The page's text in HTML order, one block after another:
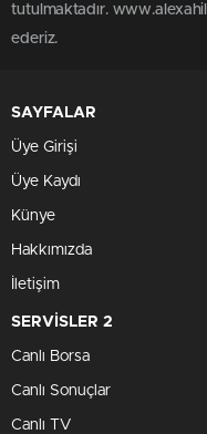
tutulmaktadır.
ederiz.
SAYFALAR
Üye Girişi
Üye Kaydı
Künye
Hakkımızda
İletişim
SERVİSLER 2
Canlı Borsa
Canlı Sonuçlar
Canlı TV